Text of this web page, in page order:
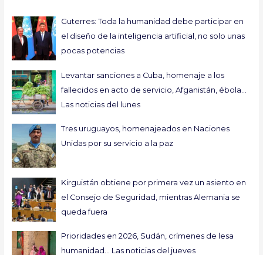
a
r
r
:
Guterres: Toda la humanidad debe participar en
el diseño de la inteligencia artificial, no solo unas
pocas potencias
Levantar sanciones a Cuba, homenaje a los
fallecidos en acto de servicio, Afganistán, ébola…
Las noticias del lunes
Tres uruguayos, homenajeados en Naciones
Unidas por su servicio a la paz
Kirguistán obtiene por primera vez un asiento en
el Consejo de Seguridad, mientras Alemania se
queda fuera
Prioridades en 2026, Sudán, crímenes de lesa
humanidad… Las noticias del jueves